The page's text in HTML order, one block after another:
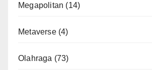
Megapolitan (14)
Metaverse(4)
Olahraga (73)